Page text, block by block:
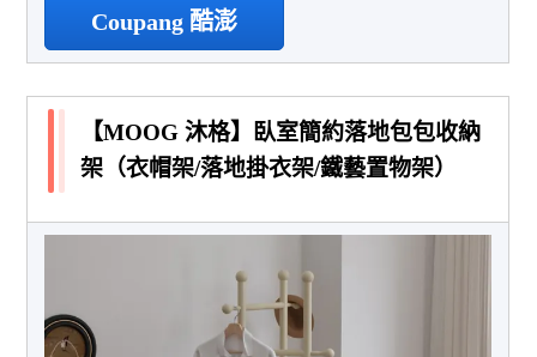
Coupang 酷澎
【MOOG 沐格】臥室簡約落地包包收納
架（衣帽架/落地掛衣架/鐵藝置物架）